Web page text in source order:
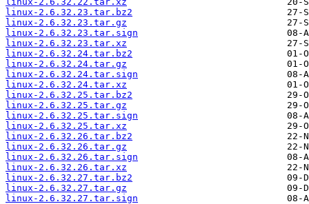
linux-2.6.32.23.tar.bz2
linux-2.6.32.23.tar.gz
linux-2.6.32.23.tar.sign
linux-2.6.32.23.tar.xz
linux-2.6.32.24.tar.bz2
linux-2.6.32.24.tar.gz
linux-2.6.32.24.tar.sign
linux-2.6.32.24.tar.xz
linux-2.6.32.25.tar.bz2
linux-2.6.32.25.tar.gz
linux-2.6.32.25.tar.sign
linux-2.6.32.25.tar.xz
linux-2.6.32.26.tar.bz2
linux-2.6.32.26.tar.gz
linux-2.6.32.26.tar.sign
linux-2.6.32.26.tar.xz
linux-2.6.32.27.tar.bz2
linux-2.6.32.27.tar.gz
linux-2.6.32.27.tar.sign